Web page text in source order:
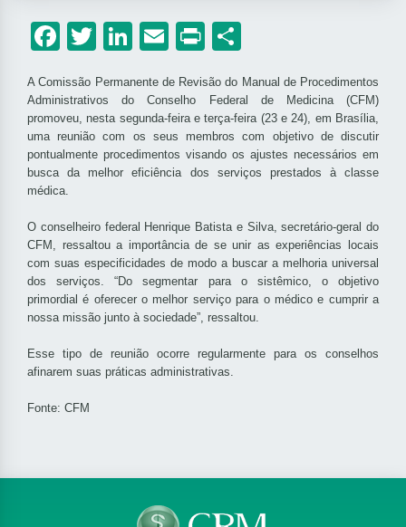
Facebook
Twitter
LinkedIn
Email
Print
A Comissão Permanente de Revisão do Manual de Procedimentos
Administrativos do Conselho Federal de Medicina (CFM)
promoveu, nesta segunda-feira e terça-feira (23 e 24), em Brasília,
uma reunião com os seus membros com objetivo de discutir
pontualmente procedimentos visando os ajustes necessários em
busca da melhor eficiência dos serviços prestados à classe
médica.
O conselheiro federal Henrique Batista e Silva, secretário-geral do
CFM, ressaltou a importância de se unir as experiências locais
com suas especificidades de modo a buscar a melhoria universal
dos serviços. “Do segmentar para o sistêmico, o objetivo
primordial é oferecer o melhor serviço para o médico e cumprir a
nossa missão junto à sociedade”, ressaltou.
Esse tipo de reunião ocorre regularmente para os conselhos
afinarem suas práticas administrativas.
Fonte: CFM